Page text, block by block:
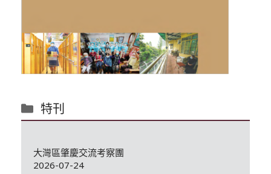
分
類
特刊
大灣區肇慶交流考察團
2026-07-24